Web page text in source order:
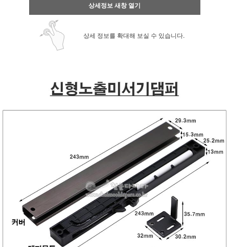
상세정보 새창 열기
상세 정보를 확대해 보실 수 있습니다.